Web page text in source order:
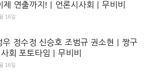
제 연출까지!｜언론시사회｜무비비
16일
우 정수정 신승호 조범규 권소현｜짱구
회 포토타임｜무비비
16일